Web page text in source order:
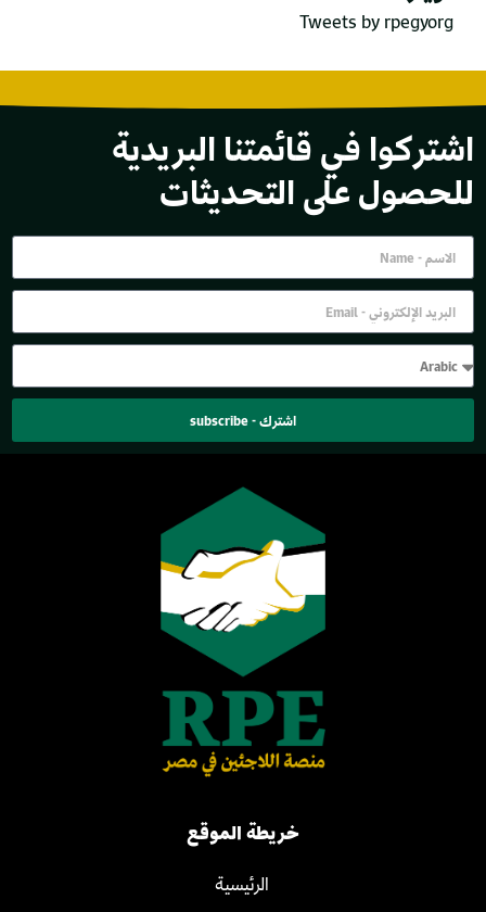
Tweets by rpegyorg
اشتركوا في قائمتنا البريدية
للحصول على التحديثات
اشترك - subscribe
خريطة الموقع
الرئيسية